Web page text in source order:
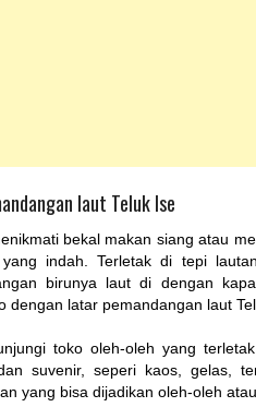
laut Teluk Ise
bekal makan siang atau
indah. Terletak di tepi
birunya laut di dengan
latar pemandangan laut
toko oleh-oleh yang
suvenir, seperi kaos, gelas,
yang bisa dijadikan oleh-oleh